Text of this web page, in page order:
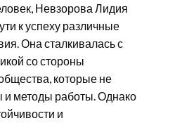
Невзорова Лидия
к успеху различные
Она сталкивалась с
со стороны
которые не
и методы работы. Однако
и